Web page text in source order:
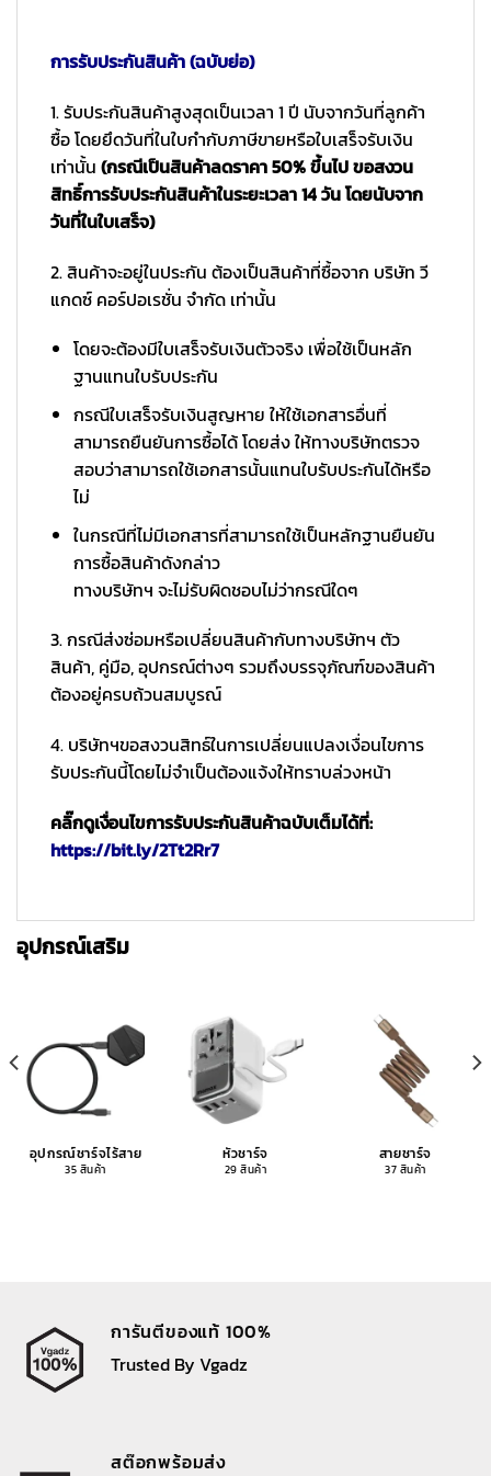
การรับประกันสินค้า (ฉบับย่อ)
1. รับประกันสินค้าสูงสุดเป็นเวลา 1 ปี นับจากวันที่ลูกค้า
ซื้อ โดยยึดวันที่ในใบกำกับภาษีขายหรือใบเสร็จรับเงิน
เท่านั้น (กรณีเป็นสินค้าลดราคา 50% ขึ้นไป ขอสงวน
สิทธิ์การรับประกันสินค้าในระยะเวลา 14 วัน โดยนับจาก
วันที่ในใบเสร็จ)
2. สินค้าจะอยู่ในประกัน ต้องเป็นสินค้าที่ซื้อจาก บริษัท วี
แกดซ์ คอร์ปอเรชั่น จำกัด เท่านั้น
โดยจะต้องมีใบเสร็จรับเงินตัวจริง เพื่อใช้เป็นหลัก
ฐานแทนใบรับประกัน
กรณีใบเสร็จรับเงินสูญหาย ให้ใช้เอกสารอื่นที่
สามารถยืนยันการซื้อได้ โดยส่ง ให้ทางบริษัทตรวจ
สอบว่าสามารถใช้เอกสารนั้นแทนใบรับประกันได้หรือ
ไม่
ในกรณีที่ไม่มีเอกสารที่สามารถใช้เป็นหลักฐานยืนยัน
การซื้อสินค้าดังกล่าว
ทางบริษัทฯ จะไม่รับผิดชอบไม่ว่ากรณีใดๆ
3. กรณีส่งซ่อมหรือเปลี่ยนสินค้ากับทางบริษัทฯ ตัว
สินค้า, คู่มือ, อุปกรณ์ต่างๆ รวมถึงบรรจุภัณฑ์ของสินค้า
ต้องอยู่ครบถ้วนสมบูรณ์
4. บริษัทฯขอสงวนสิทธ์ในการเปลี่ยนแปลงเงื่อนไขการ
รับประกันนี้โดยไม่จำเป็นต้องแจ้งให้ทราบล่วงหน้า
คลิ๊กดูเงื่อนไขการรับประกันสินค้าฉบับเต็มได้ที่:
https://bit.ly/2Tt2Rr7
อุปกรณ์เสริม
อุปกรณ์ชาร์จไร้สาย
35 สินค้า
หัวชาร์จ
29 สินค้า
สายชาร์จ
37 สินค้า
การันตีของแท้ 100%
Trusted By Vgadz
สต๊อกพร้อมส่ง